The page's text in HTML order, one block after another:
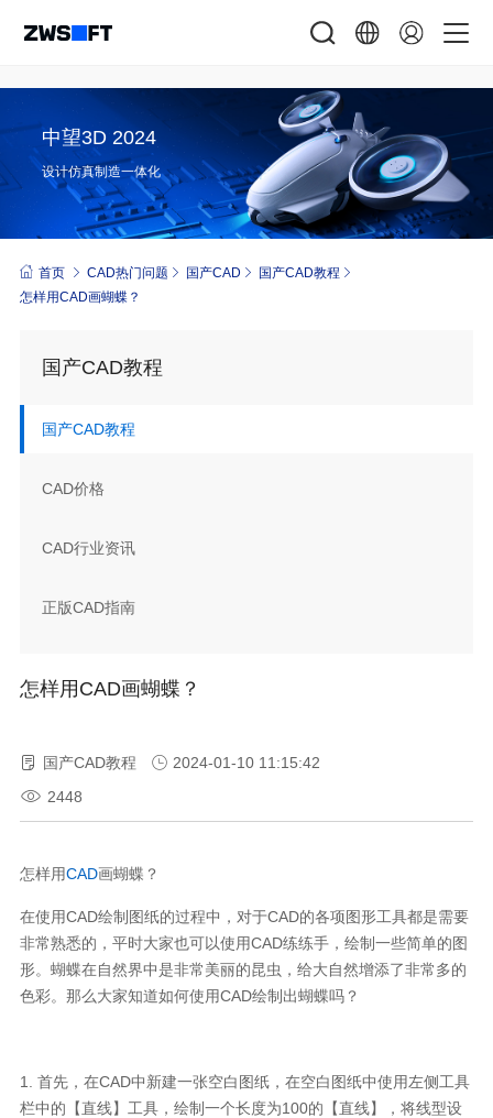
中望3D 2024
设计仿真制造一体化
首页 CAD热门问题 国产CAD
国产CAD教程
怎样用CAD画蝴蝶？
国产CAD教程
国产CAD教程
CAD价格
CAD行业资讯
正版CAD指南
怎样用CAD画蝴蝶？
国产CAD教程
2024-01-10 11:15:42
2448
怎样用CAD画蝴蝶？
在使用CAD绘制图纸的过程中，对于CAD的各项图形工具都是需要
非常熟悉的，平时大家也可以使用CAD练练手，绘制一些简单的图
形。蝴蝶在自然界中是非常美丽的昆虫，给大自然增添了非常多的
色彩。那么大家知道如何使用CAD绘制出蝴蝶吗？
1. 首先，在CAD中新建一张空白图纸，在空白图纸中使用左侧工具
栏中的【直线】工具，绘制一个长度为100的【直线】，将线型设